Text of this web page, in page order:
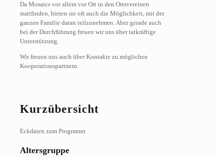
Da Mosaics vor allem vor Ort in den Ortsvereinen
stattfinden, bieten sie oft auch die Möglichkeit, mit der
ganzen Familie daran teilzunehmen. Aber gerade auch
bei der Durchführung freuen wir uns über tatkräftige
Unterstützung.
Wir freuen uns auch über Kontakte zu möglichen
Kooperationspartnern.
Kurzübersicht
Eckdaten zum Programm
Altersgruppe